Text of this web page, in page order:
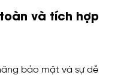
và tích hợp
bảo mật và sự dễ